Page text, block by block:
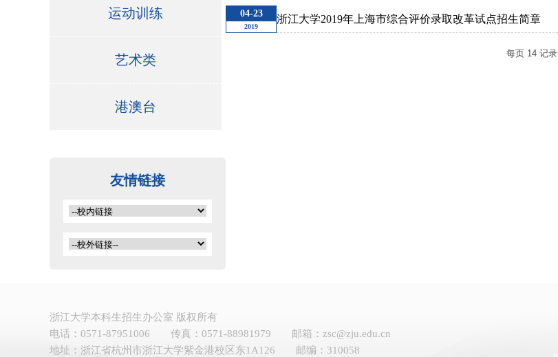
运动训练
艺术类
港澳台
友情链接
04-23
2019
浙江大学2019年上海市综合评价录取改革试点招生简章
每页 14 记录
浙江大学本科生招生办公室 版权所有
电话：0571-87951006
传真：0571-88981979
邮箱：zsc@zju.edu.cn
地址：浙江省杭州市浙江大学紫金港校区东1A126
邮编：310058